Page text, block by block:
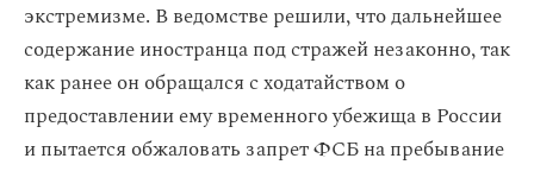
экстремизме. В ведомстве решили, что дальнейшее
содержание иностранца под стражей незаконно, так
как ранее он обращался с ходатайством о
предоставлении ему временного убежища в России
и пытается обжаловать запрет ФСБ на пребывание